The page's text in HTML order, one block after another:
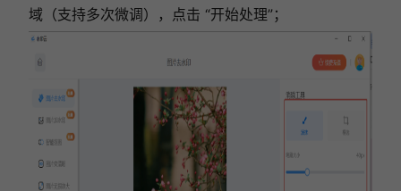
域（支持多次微调），点击 “开始处理”；